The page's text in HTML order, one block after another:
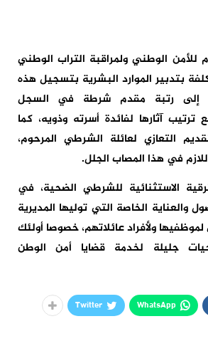
للأمن الوطني ولمراقبة التراب الوطني
بتدبير الموارد البشرية بتسجيل هذه
إلى رتبة مقدم شرطة في السجل
آثارها لفائدة أسرته وذويه، كما
التعازي لعائلة الشرطي المرحوم،
في هذا المصاب الجلل.
الاستثنائية للشرطي الضحية، في
والعناية الخاصة التي توليها المديرية
ولأفراد عائلاتهم، خصوصا أولئك
جليلة لخدمة قضايا أمن الوطن
WhatsApp
Twitter